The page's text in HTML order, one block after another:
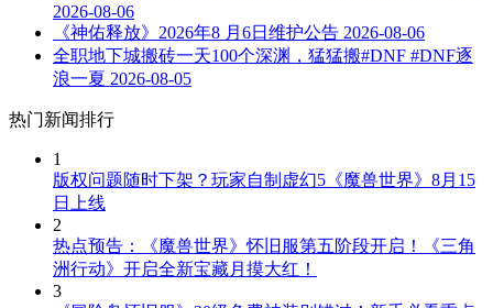
2026-08-06
《神佑释放》2026年8 月6日维护公告 2026-08-06
全职地下城搬砖一天100个深渊，猛猛搬#DNF #DNF逐
浪一夏 2026-08-05
热门新闻排行
1
版权问题随时下架？玩家自制虚幻5《魔兽世界》8月15
日上线
2
热点预告：《魔兽世界》怀旧服第五阶段开启！《三角
洲行动》开启全新宝藏月摸大红！
3